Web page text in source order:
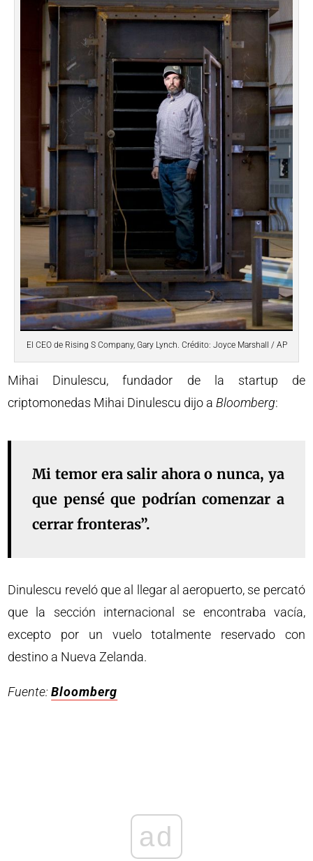
El CEO de Rising S Company, Gary Lynch. Crédito: Joyce Marshall / AP
Mihai Dinulescu, fundador de la startup de
criptomonedas Mihai Dinulescu dijo aBloomberg:
Mi temor era salir ahora o nunca, ya
que pensé que podrían comenzar a
cerrar fronteras”.
Dinulescu reveló que al llegar al aeropuerto, se percató
que la sección internacional se encontraba vacía,
excepto por un vuelo totalmente reservado con
destino a Nueva Zelanda.
Fuente:Bloomberg
ad